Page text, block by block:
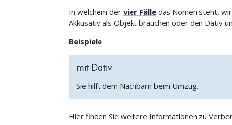
In welchem der vier Fälledas Nomen steht,
Akkusativ als Objekt brauchen oder den Dativ
Beispiele
mit Dativ
Sie hilft dem Nachbarn beim Umzug.
Hier finden Sie weitere Informationen zu